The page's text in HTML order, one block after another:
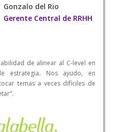
Gonzalo del Rio
Gerente Central de RRHH
de alinear al C-level en
estrategia. Nos ayudo, en
temas a veces difíciles de